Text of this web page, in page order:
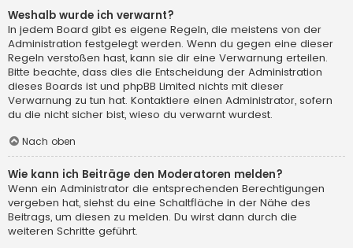
Weshalb wurde ich verwarnt?
In jedem Board gibt es eigene Regeln, die meistens von der
Administration festgelegt werden. Wenn du gegen eine dieser
Regeln verstoßen hast, kann sie dir eine Verwarnung erteilen.
Bitte beachte, dass dies die Entscheidung der Administration
dieses Boards ist und phpBB Limited nichts mit dieser
Verwarnung zu tun hat. Kontaktiere einen Administrator, sofern
du die nicht sicher bist, wieso du verwarnt wurdest.
Nach oben
Wie kann ich Beiträge den Moderatoren melden?
Wenn ein Administrator die entsprechenden Berechtigungen
vergeben hat, siehst du eine Schaltfläche in der Nähe des
Beitrags, um diesen zu melden. Du wirst dann durch die
weiteren Schritte geführt.